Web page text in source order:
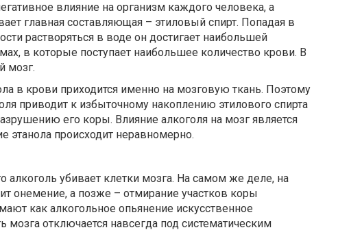
влияние на организм каждого человека, а
главная составляющая – этиловый спирт. Попадая в
растворяться в воде он достигает наибольшей
в которые поступает наибольшее количество крови. В
мозг.
в крови приходится именно на мозговую ткань. Поэтому
приводит к избыточному накоплению этилового спирта
его коры. Влияние алкоголя на мозг является
этанола происходит неравномерно.
алкоголь убивает клетки мозга. На самом же деле, на
онемение, а позже – отмирание участков коры
как алкогольное опьянение искусственное
отключается навсегда под систематическим